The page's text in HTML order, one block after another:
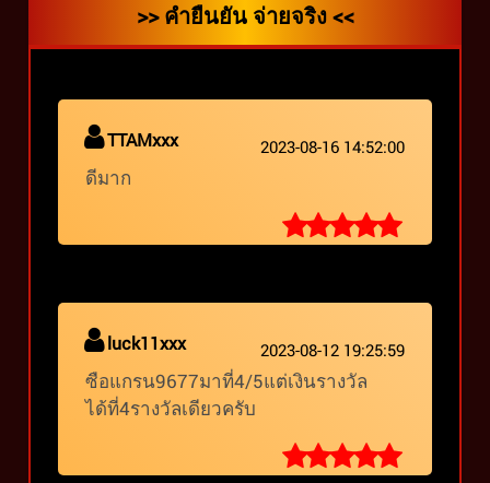
>> คำยืนยัน จ่ายจริง <<
TTAMxxx 2023-08-16 14:52:00
ดีมาก
luck11xxx 2023-08-12 19:25:59
ซือแกรน9677มาที่4/5แต่เงินรางวัล
ได้ที่4รางวัลเดียวครับ